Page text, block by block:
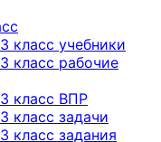
класс учебники
класс рабочие
класс ВПР
класс задачи
класс задания